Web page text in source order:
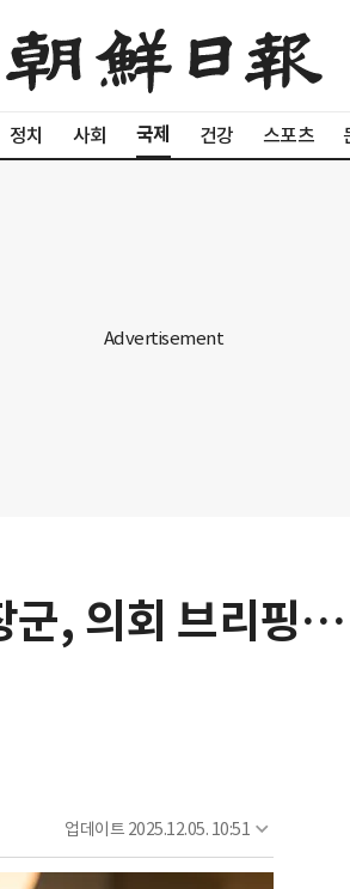
정치 사회 국제 건강 스포츠
군, 의회 브리핑
업데이트 2025.12.05. 10:51